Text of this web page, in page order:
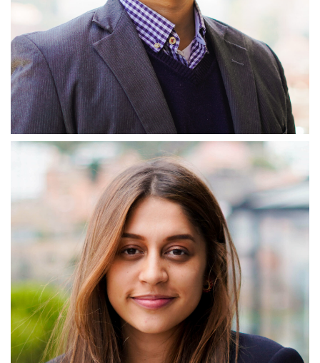
Sergio Cadavid
Coordinador Fondo Impacta
Mi rol gira en torno a articular la planeación y el análisis
financiero de la Fundación, evaluación estratégica y
financiera de proyectos, la presentación de estrategias de
fund-raising y ofrecer constantes metodologías de trabajo